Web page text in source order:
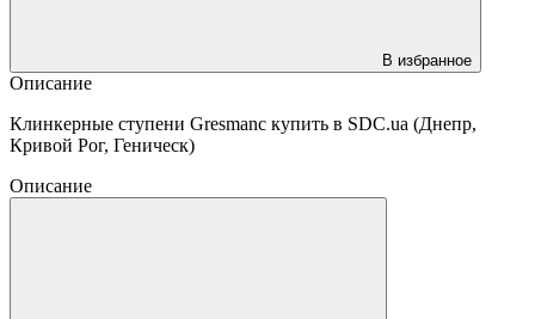
В избранное
Описание
Клинкерные ступени Gresmanc купить в SDC.ua (Днепр,
Кривой Рог, Геническ)
Описание